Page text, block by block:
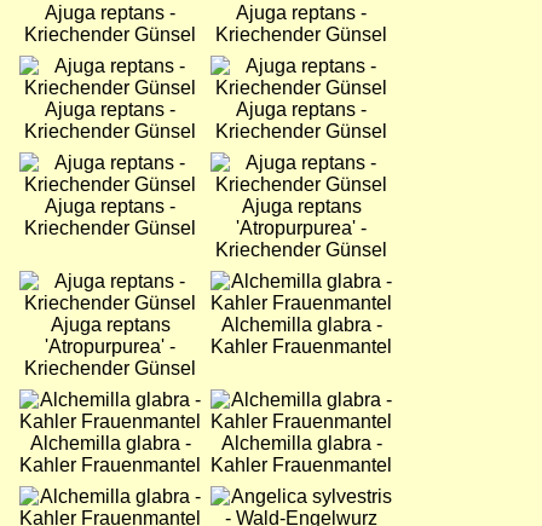
Ajuga reptans -
Kriechender Günsel
Ajuga reptans -
Kriechender Günsel
Bild
Ajuga reptans -
Kriechender Günsel
Bild
Ajuga reptans -
Kriechender Günsel
Bild
Ajuga reptans -
Kriechender Günsel
Bild
Ajuga reptans
'Atropurpurea' -
Kriechender Günsel
Bild
Ajuga reptans
'Atropurpurea' -
Kriechender Günsel
Bild
Alchemilla glabra -
Kahler Frauenmantel
Bild
Alchemilla glabra -
Kahler Frauenmantel
Bild
Alchemilla glabra -
Kahler Frauenmantel
Bild
Bild